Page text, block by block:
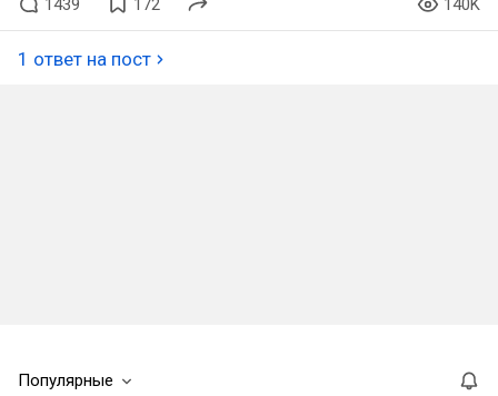
1439 172 140K
1 ответ на пост
Популярные